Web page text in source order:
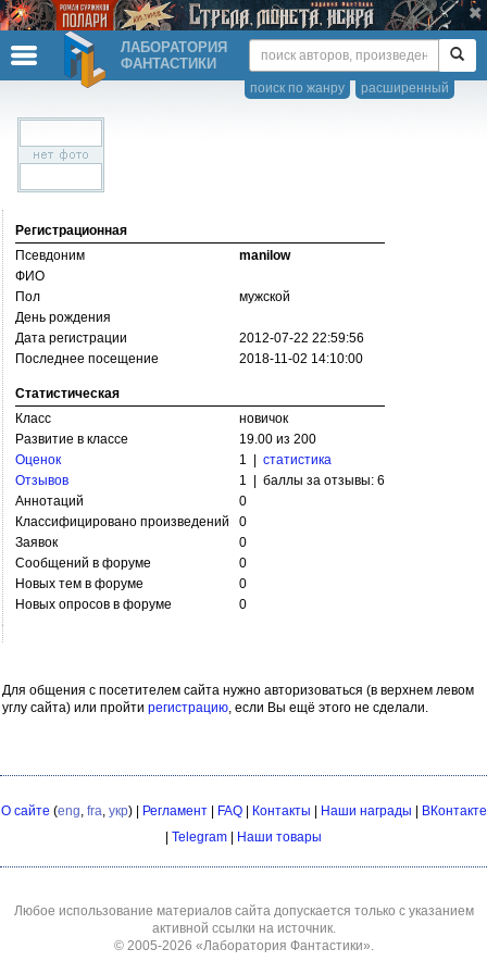
ЛАБОРАТОРИЯ
ФАНТАСТИКИ
расширенный
поиск по жанру
Регистрационная
Псевдоним
manilow
ФИО
Пол
мужской
День рождения
Дата регистрации
2012-07-22 22:59:56
Последнее посещение
2018-11-02 14:10:00
Статистическая
Класс
новичок
Развитие в классе
19.00 из 200
Оценок
1 | статистика
Отзывов
1 | баллы за отзывы: 6
Аннотаций
0
Классифицировано произведений
0
Заявок
0
Сообщений в форуме
0
Новых тем в форуме
0
Новых опросов в форуме
0
Для общения с посетителем сайта нужно авторизоваться (в верхнем левом
углу сайта) или пройти регистрацию, если Вы ещё этого не сделали.
О сайте (eng, fra, укр) | Регламент| FAQ| Контакты Наши награды
ВКонтакте
Telegram Наши товары
Любое использование материалов сайта допускается только с указанием
активной ссылки на источник.
© 2005-2026 «Лаборатория Фантастики».